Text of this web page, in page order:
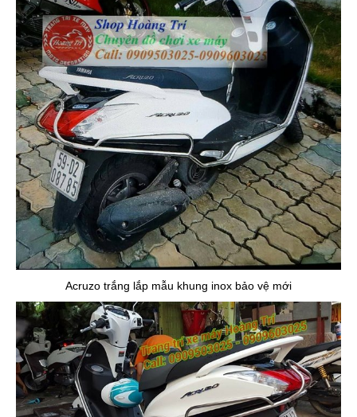
Acruzo trắng lắp mẫu khung inox bảo vệ mới